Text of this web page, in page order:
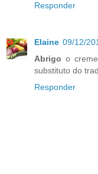
Responder
Elaine 09/12/
Abrigo o
substituto do
Responder